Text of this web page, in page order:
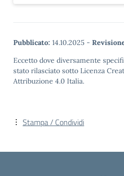
Pubblicato: 14.10.2025 -
Eccetto dove diversamente
stato rilasciato sotto Licenza
Attribuzione 4.0 Italia.
Stampa / Condividi